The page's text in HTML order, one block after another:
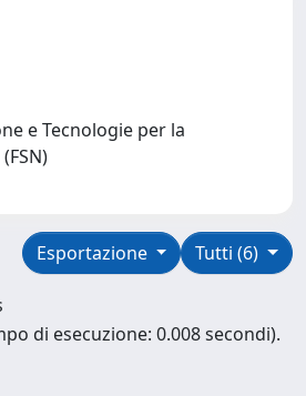
e Tecnologie per la
Tutti (6)
Esportazione
di esecuzione: 0.008 secondi).